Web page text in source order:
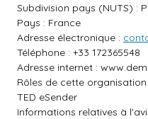
Subdivision pays (NUTS) :
Pays : France
Adresse électronique :
Téléphone : +33 172365548
Adresse internet :
Rôles de cette organisation
TED eSender
Informations relatives à